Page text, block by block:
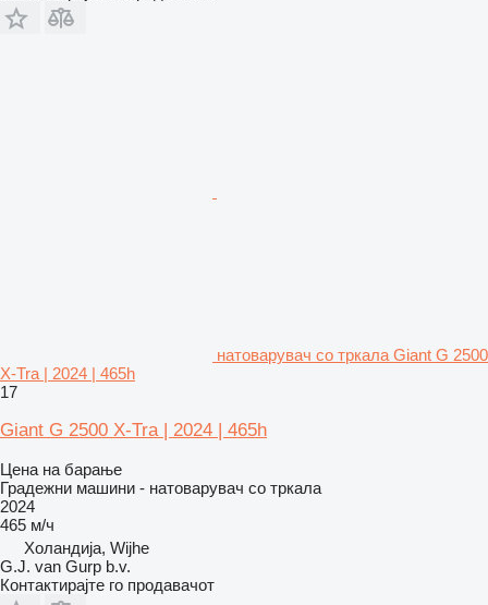
натоварувач со тркала Giant G 2500
X-Tra | 2024 | 465h
17
Giant G 2500 X-Tra | 2024 | 465h
Цена на барање
Градежни машини - натоварувач со тркала
2024
465 м/ч
Холандија, Wijhe
G.J. van Gurp b.v.
Контактирајте го продавачот